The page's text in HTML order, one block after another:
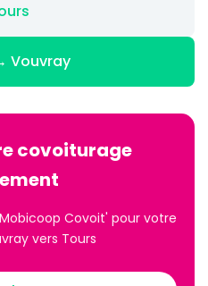
Vouvray
covoiturage
Covoit' pour votre
vers Tours